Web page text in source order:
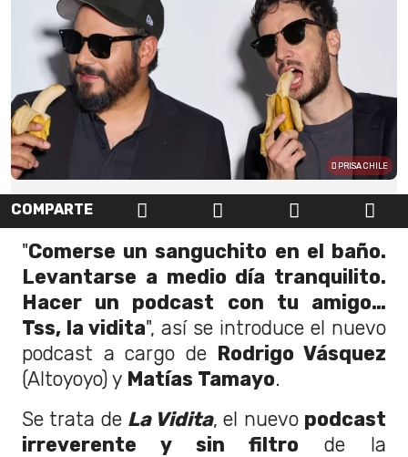
PRISA CHILE
COMPARTE
"Comerse un sanguchito en el baño.
Levantarse a medio día tranquilito.
Hacer un podcast con tu amigo…
Tss, la vidita", así se introduce el nuevo
podcast a cargo de Rodrigo Vásquez
(Altoyoyo) y Matías Tamayo.
Se trata de La Vidita, el nuevo podcast
irreverente y sin filtro de la